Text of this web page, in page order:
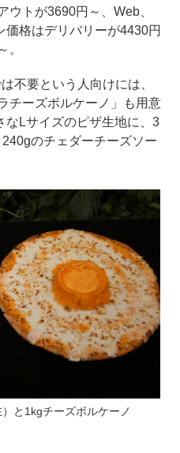
ウトが3690円～、Web、
格はデリバリーが4430円
。
不要という人向けには、
チーズボルケーノ」も用意
なLサイズのピザ生地に、3
のチェダーチーズソー
と1kgチーズボルケーノ